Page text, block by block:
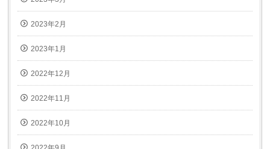
2023年2月
2023年1月
2022年12月
2022年11月
2022年10月